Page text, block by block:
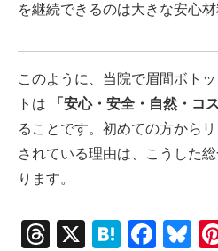
を継続できるのは大きな安心材
このように、当院で眉間ボト
トは
「安心・安全・自然・コス
ることです。初めての方から
されている理由は、こうした
ります。
Threads
X Hatena